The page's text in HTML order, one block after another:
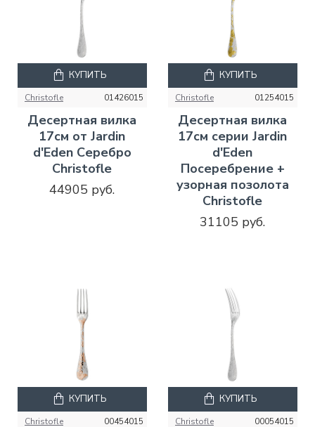
Christofle 01426015
Десертная вилка
17см от Jardin
d'Eden Серебро
Christofle
44905 руб.
КУПИТЬ
Christofle 01254015
Десертная вилка
17см серии Jardin
d'Eden
Посеребрение +
узорная позолота
Christofle
31105 руб.
КУПИТЬ
Christofle 00454015
КУПИТЬ
Christofle 00054015
КУПИТЬ